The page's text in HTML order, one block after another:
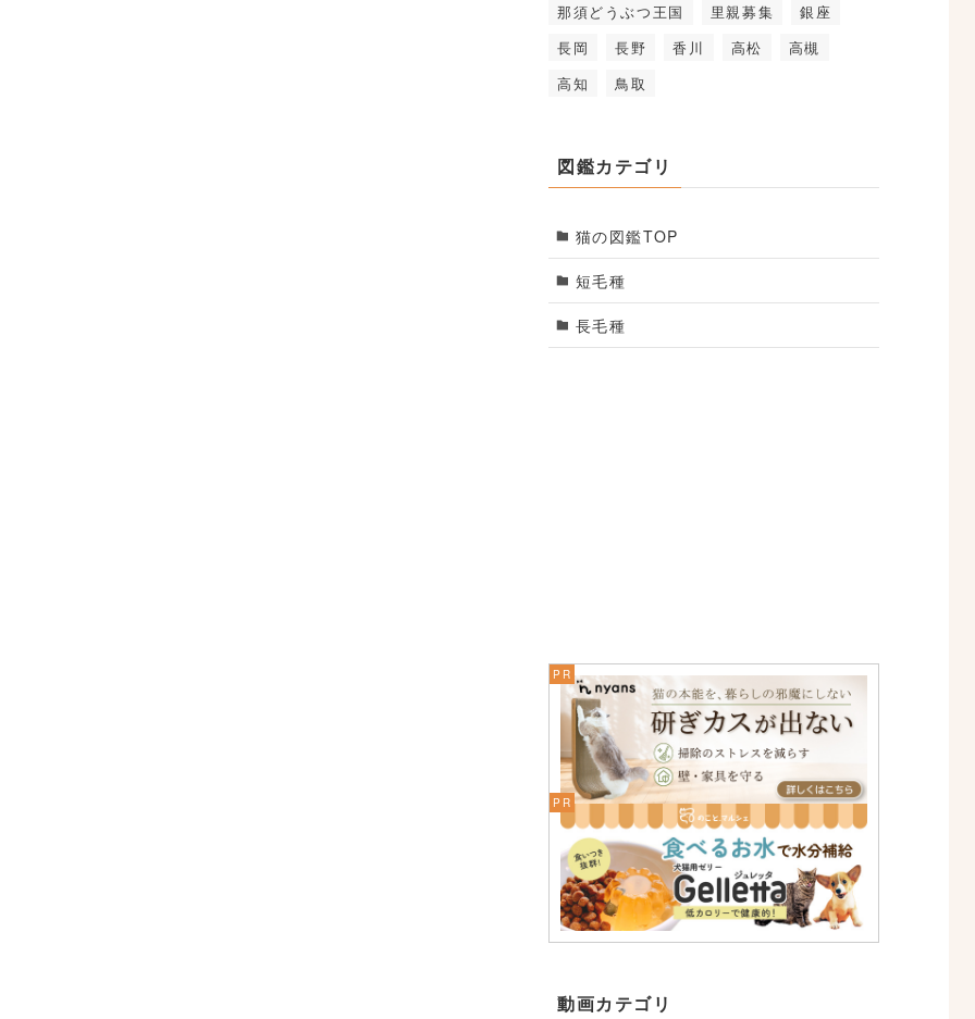
那須どうぶつ王国
里親募集
銀座
長岡
長野 香川 高松
高槻
高知
鳥取
図鑑カテゴリ
猫の図鑑TOP
短毛種
長毛種
動画カテゴリ